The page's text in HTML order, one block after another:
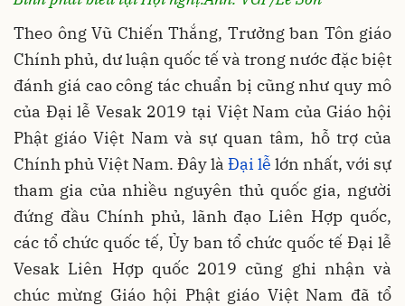
Theo ông Vũ Chiến Thắng, Trưởng ban Tôn giáo
Chính phủ, dư luận quốc tế và trong nước đặc biệt
đánh giá cao công tác chuẩn bị cũng như quy mô
của Đại lễ Vesak 2019 tại Việt Nam của Giáo hội
Phật giáo Việt Nam và sự quan tâm, hỗ trợ của
Chính phủ Việt Nam. Đây là Đại lễ lớn nhất, với sự
tham gia của nhiều nguyên thủ quốc gia, người
đứng đầu Chính phủ, lãnh đạo Liên Hợp quốc,
các tổ chức quốc tế, Ủy ban tổ chức quốc tế Đại lễ
Vesak Liên Hợp quốc 2019 cũng ghi nhận và
chúc mừng Giáo hội Phật giáo Việt Nam đã tổ